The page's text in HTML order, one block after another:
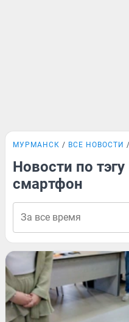
МУРМАНСК ВСЕ НОВОСТИ
Новости по
смартфон